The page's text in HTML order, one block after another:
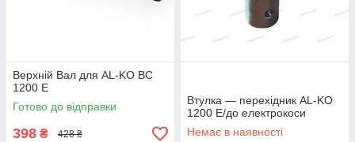
Верхній Вал для AL-KO BC
1200 E
Готово до відправки
398 ₴ 428 ₴
Втулка — перехідник AL-KO
1200 E/до електрокоси
Немає в наявності